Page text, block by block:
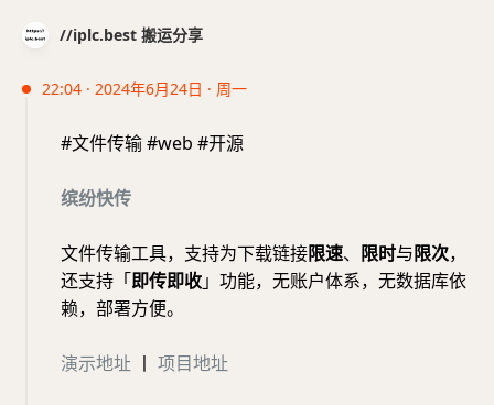
//iplc.best 搬运分享
22:04 · 2024年6月24日 · 周一
#文件传输 #web #开源
缤纷快传
文件传输工具，支持为下载链接限速、 限时与限次，
还支持「即传即收」功能，无账户体系，无数据库依
赖，部署方便。
演示地址 丨 项目地址